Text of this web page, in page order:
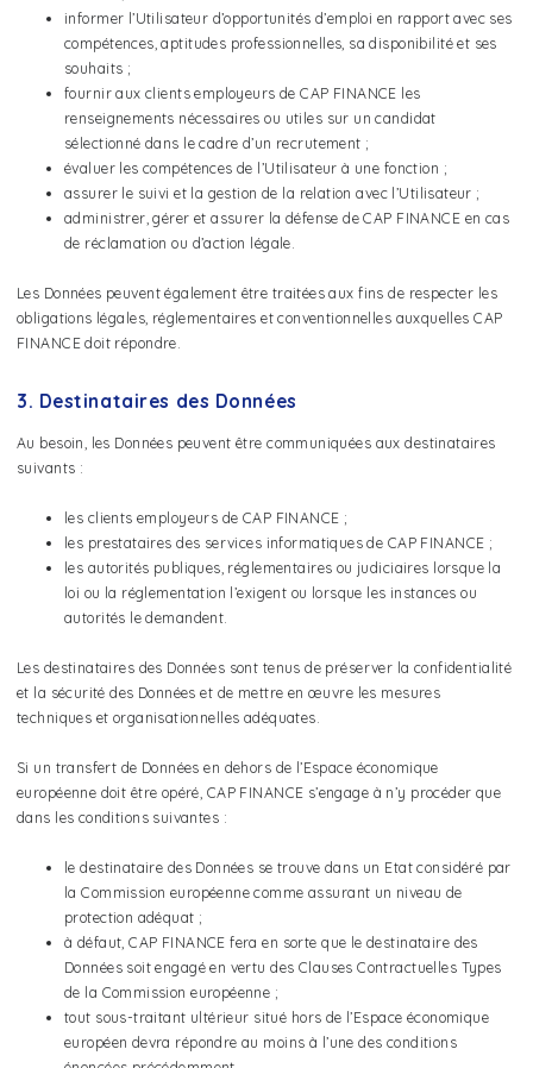
informer l’Utilisateur d’opportunités d’emploi en rapport avec ses
compétences, aptitudes professionnelles, sa disponibilité et ses
souhaits ;
fournir aux clients employeurs de CAP FINANCE les
renseignements nécessaires ou utiles sur un candidat
sélectionné dans le cadre d’un recrutement ;
évaluer les compétences de l’Utilisateur à une fonction ;
assurer le suivi et la gestion de la relation avec l’Utilisateur ;
administrer, gérer et assurer la défense de CAP FINANCE en cas
de réclamation ou d’action légale.
Les Données peuvent également être traitées aux fins de respecter les
obligations légales, réglementaires et conventionnelles auxquelles CAP
FINANCE doit répondre.
3. Destinataires des Données
Au besoin, les Données peuvent être communiquées aux destinataires
suivants :
les clients employeurs de CAP FINANCE ;
les prestataires des services informatiques de CAP FINANCE ;
les autorités publiques, réglementaires ou judiciaires lorsque la
loi ou la réglementation l’exigent ou lorsque les instances ou
autorités le demandent.
Les destinataires des Données sont tenus de préserver la confidentialité
et la sécurité des Données et de mettre en œuvre les mesures
techniques et organisationnelles adéquates.
Si un transfert de Données en dehors de l’Espace économique
européenne doit être opéré, CAP FINANCE s’engage à n’y procéder que
dans les conditions suivantes :
le destinataire des Données se trouve dans un Etat considéré par
la Commission européenne comme assurant un niveau de
protection adéquat ;
à défaut, CAP FINANCE fera en sorte que le destinataire des
Données soit engagé en vertu des Clauses Contractuelles Types
de la Commission européenne ;
tout sous-traitant ultérieur situé hors de l’Espace économique
européen devra répondre au moins à l’une des conditions